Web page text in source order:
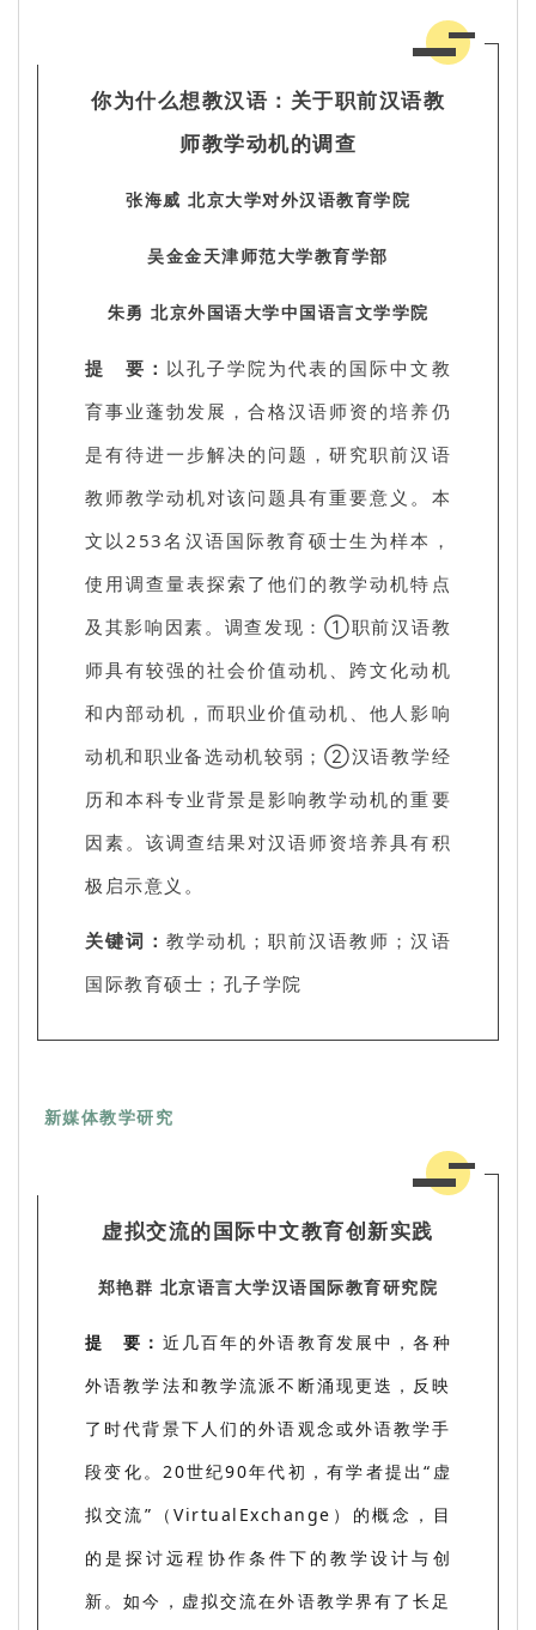
你为什么想教汉语：关于职前汉语教
师教学动机的调查
张海威 北京大学对外汉语教育学院
吴金金天津师范大学教育学部
朱勇 北京外国语大学中国语言文学学院
提 要： 以孔子学院为代表的国际中文教
育事业蓬勃发展，合格汉语师资的培养仍
是有待进一步解决的问题，研究职前汉语
教师教学动机对该问题具有重要意义。本
文以253名汉语国际教育硕士生为样本，
使用调查量表探索了他们的教学动机特点
及其影响因素。调查发现：①职前汉语教
师具有较强的社会价值动机、跨文化动机
和内部动机，而职业价值动机、他人影响
动机和职业备选动机较弱；②汉语教学经
历和本科专业背景是影响教学动机的重要
因素。该调查结果对汉语师资培养具有积
极启示意义。
关键词：教学动机；职前汉语教师；汉语
国际教育硕士；孔子学院
新媒体教学研究
虚拟交流的国际中文教育创新实践
郑艳群 北京语言大学汉语国际教育研究院
提 要： 近几百年的外语教育发展中，各种
外语教学法和教学流派不断涌现更迭，反映
了时代背景下人们的外语观念或外语教学手
段变化。20世纪90年代初，有学者提出“虚
拟交流”（VirtualExchange）的概念，目
的是探讨远程协作条件下的教学设计与创
新。如今，虚拟交流在外语教学界有了长足